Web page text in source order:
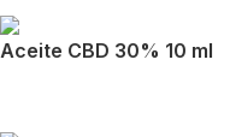
Aceite CBD 30% 10 ml